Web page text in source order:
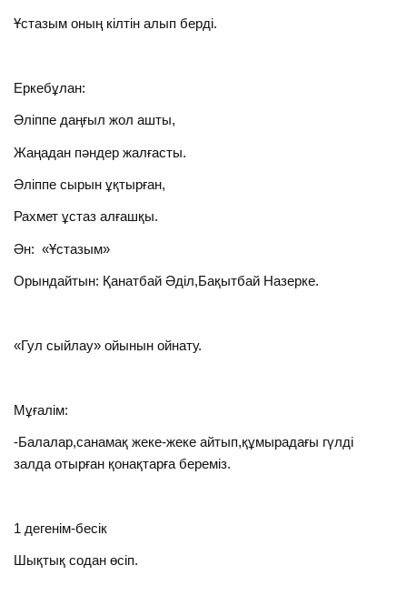
Ұстазым оның кілтін алып берді.
Еркебұлан:
Әліппе даңғыл жол ашты,
Жаңадан пәндер жалғасты.
Әліппе сырын ұқтырған,
Рахмет ұстаз алғашқы.
Ән: «Ұстазым»
Орындайтын: Қанатбай Әділ,Бақытбай Назерке.
«Гул сыйлау» ойынын ойнату.
Мұғалім:
-Балалар,санамақ жеке-жеке айтып,құмырадағы гүлді
залда отырған қонақтарға береміз.
1 дегенім-бесік
Шықтық содан өсіп.